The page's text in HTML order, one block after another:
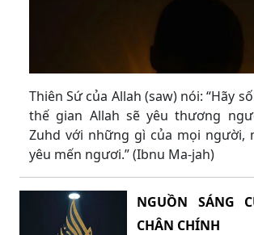
Thiên Sứ của Allah (saw) nói: “Hãy
thế gian Allah sẽ yêu thương
Zuhd với những gì của mọi người,
yêu mến ngươi.” (Ibnu Ma-jah)
NGUỒN SÁNG
CHÂN CHÍNH